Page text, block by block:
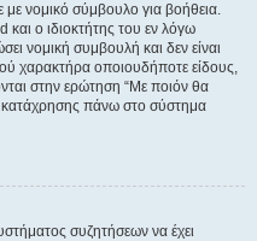
με νομικό σύμβουλο για βοήθεια.
ο ιδιοκτήτης του εν λόγω
νομική συμβουλή και δεν είναι
χαρακτήρα οποιουδήποτε είδους,
στην ερώτηση “Με ποιόν θα
κατάχρησης πάνω στο σύστημα
συζητήσεων να έχει